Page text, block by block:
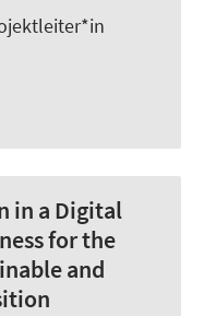
in a Digital
for the
and